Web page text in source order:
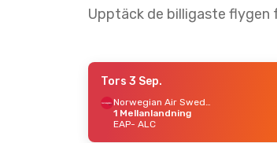
Upptäck de billigaste flygen
- Tis 22 Sep.
1 Mellanlandning
Direkt
Tors 3 Sep.
Norwegian Air Sweden
1 Mellanlandning
EAP- ALC